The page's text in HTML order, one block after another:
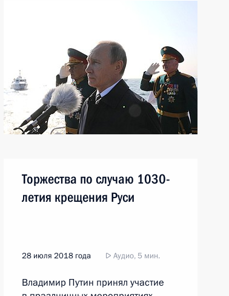
Торжества по случаю 1030-
летия крещения Руси
28 июля 2018 года Аудио, 5 мин.
Владимир Путин принял участие